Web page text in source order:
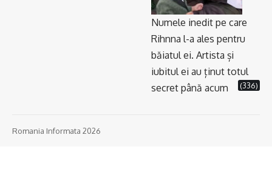
Numele inedit pe care
Rihnna l-a ales pentru
băiatul ei. Artista și
iubitul ei au ținut totul
secret până acum
(336)
Romania Informata 2026